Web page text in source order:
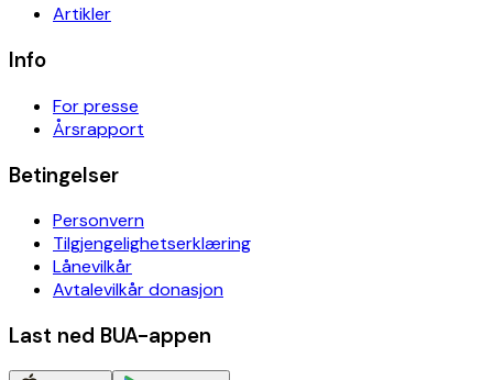
Artikler
Info
For presse
Årsrapport
Betingelser
Personvern
Tilgjengelighetserklæring
Lånevilkår
Avtalevilkår donasjon
Last ned BUA-appen